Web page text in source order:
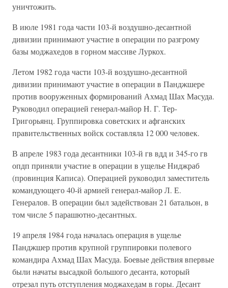
уничтожить.
В июле 1981 года части 103-й воздушно-десантной
дивизии принимают участие в операции по разгрому
базы моджахедов в горном массиве Луркох.
Летом 1982 года части 103-й воздушно-десантной
дивизии принимают участие в операции в Панджшере
против вооруженных формирований Ахмад Шах Масуда.
Руководил операцией генерал-майор Н. Г. Тер-
Григорьянц. Группировка советских и афганских
правительственных войск составляла 12 000 человек.
В апреле 1983 года десантники 103-й гв вдд и 345-го гв
опдп приняли участие в операции в ущелье Ниджраб
(провинция Каписа). Операцией руководил заместитель
командующего 40-й армией генерал-майор Л. Е.
Генералов. В операции был задействован 21 батальон, в
том числе 5 парашютно-десантных.
19 апреля 1984 года началась операция в ущелье
Панджшер против крупной группировки полевого
командира Ахмад Шах Масуда. Боевые действия впервые
были начаты высадкой большого десанта, который
отрезал путь отступления моджахедам в горы. Десант